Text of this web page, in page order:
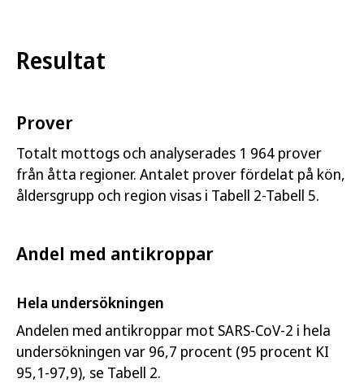
Resultat
Prover
Totalt mottogs och analyserades 1 964 prover
från åtta regioner. Antalet prover fördelat på kön,
åldersgrupp och region visas i Tabell 2-Tabell 5.
Andel med antikroppar
Hela undersökningen
Andelen med antikroppar mot SARS-CoV-2 i hela
undersökningen var 96,7 procent (95 procent KI
95,1-97,9), se Tabell 2.